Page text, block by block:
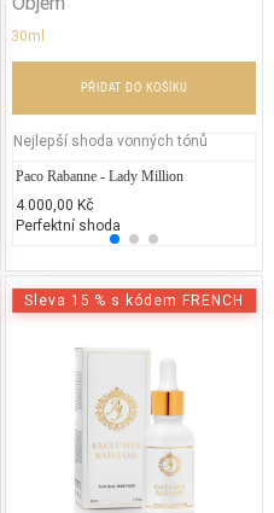
Gucci - Gucci Envy Me
2.000,00 Kč
25% běžných vonných tónů
30ml
PŘIDAT DO KOŠÍKU
Nejlepší shoda vonných tónů
Paco Rabanne - Lady Million
4.000,00 Kč
Perfektní shoda
Sleva 15 % s kódem FRENCH